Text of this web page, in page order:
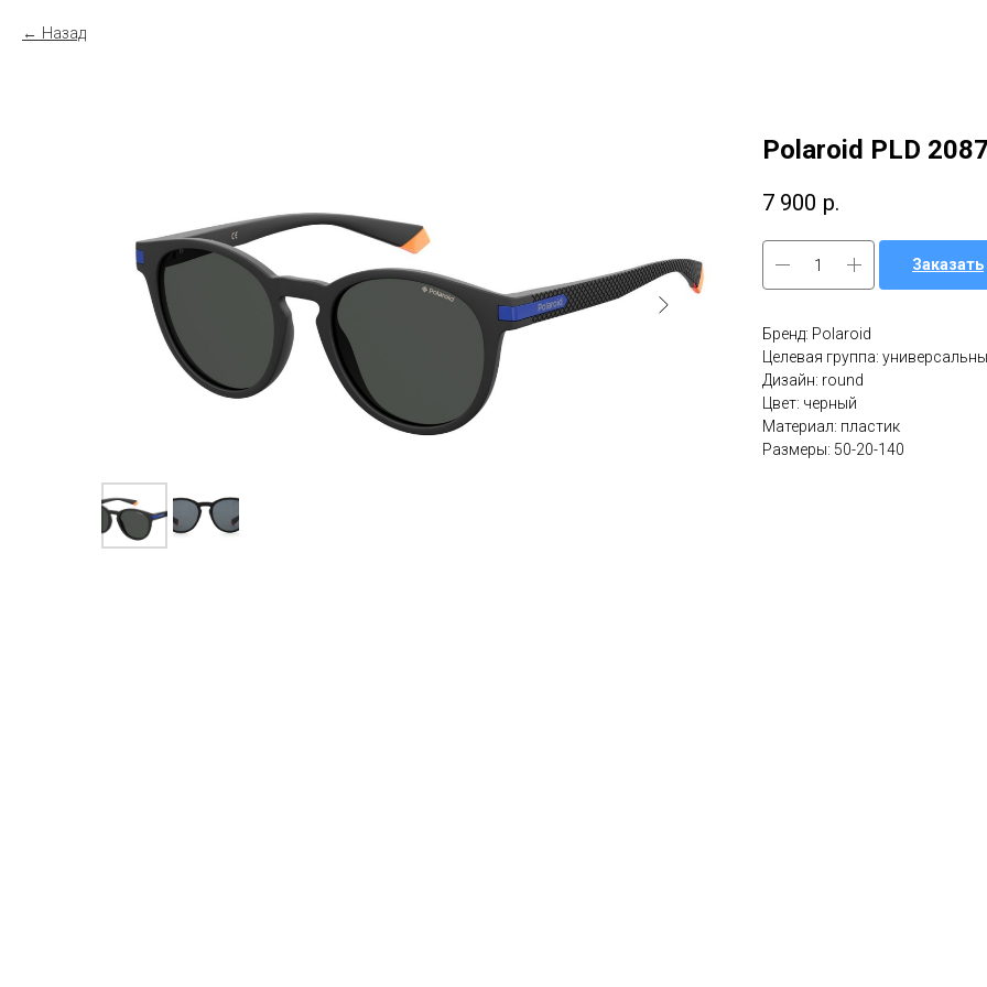
Назад
Polaroid PLD
7 900 р.
Заказать
Бренд: Polaroid
Целевая группа:
Дизайн: round
Цвет: черный
Материал: пластик
Размеры: 50-20-140